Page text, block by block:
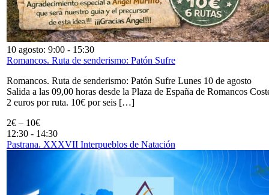
10 agosto: 9:00 - 15:30
Romancos. Ruta de senderismo: Patón Sufre
Romancos. Ruta de senderismo: Patón Sufre Lunes 10 de agosto
Salida a las 09,00 horas desde la Plaza de España de Romancos
2 euros por ruta. 10€ por seis […]
2€ – 10€
12:30 - 14:30
Pastrana. XXXVII Interpueblos de Natación